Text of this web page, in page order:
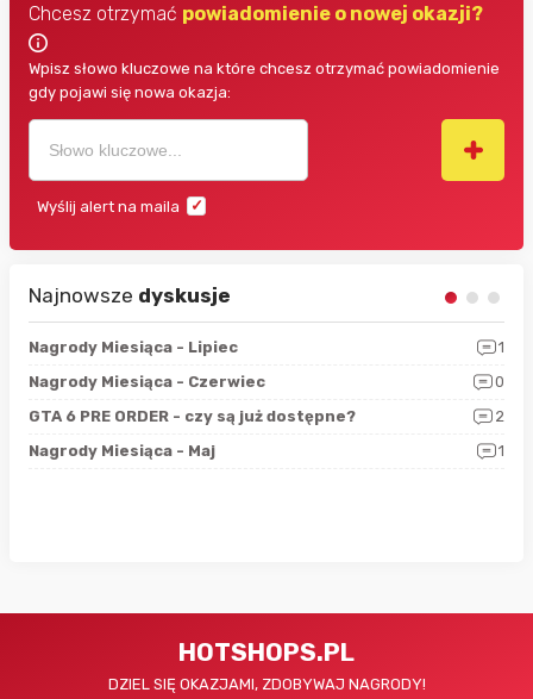
Chcesz otrzymać powiadomienie o nowej okazji?
Wpisz słowo kluczowe na które chcesz otrzymać powiadomienie
gdy pojawi się nowa okazja:
Wyślij alert na maila
Najnowsze dyskusje
Nagrody Miesiąca - Lipiec
1
Nagrody Miesiąca - Czerwiec
0
GTA 6 PRE ORDER - czy są już dostępne?
2
Nagrody Miesiąca - Maj
1
HOTSHOPS.PL
DZIEL SIĘ OKAZJAMI, ZDOBYWAJ NAGRODY!